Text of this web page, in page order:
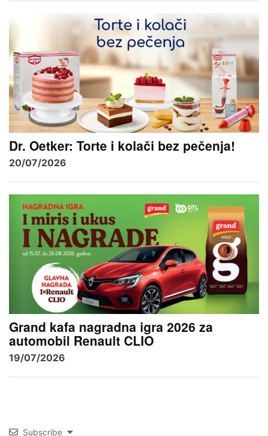
Dr. Oetker: Torte i kolači bez pečenja!
20/07/2026
Grand kafa nagradna igra 2026 za
automobil Renault CLIO
19/07/2026
Subscribe